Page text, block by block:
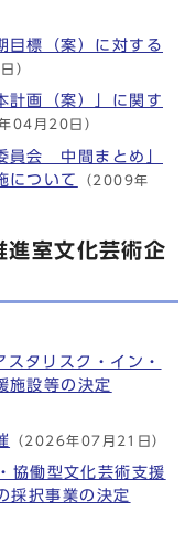
目標（案）に対する
）
計画（案）」に関す
04月20日）
員会 中間まとめ」
について
（2009年
進室文化芸術企
タリスク・イン・
施設等の決定
（2026年07月21日）
働型文化芸術支援
採択事業の決定